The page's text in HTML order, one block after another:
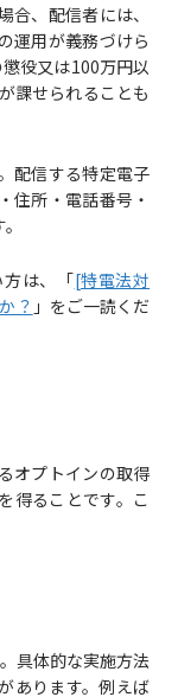
、配信者には、
運用が義務づけら
役又は100万円以
課せられることも
配信する特定電子
住所・電話番号・
は、「[特電法対
？ 」をご一読くだ
オプトインの取得
得ることです。こ
具体的な実施方法
あります。例えば